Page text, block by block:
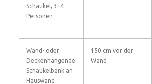
Schaukel, 3–4
Personen
Wand- oder
Deckenhängende
Schaukelbank an
Hauswand
150 cm vor der
Wand